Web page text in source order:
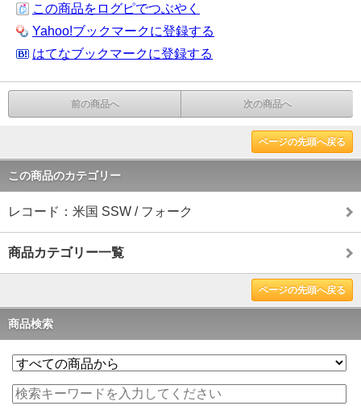
この商品をログピでつぶやく
Yahoo!ブックマークに登録する
はてなブックマークに登録する
前の商品へ 次の商品へ
ページの先頭へ戻る
この商品のカテゴリー
レコード：米国 SSW / フォーク
商品カテゴリー一覧
ページの先頭へ戻る
商品検索